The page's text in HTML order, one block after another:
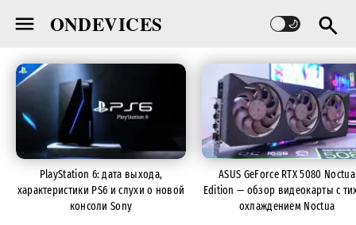
ONDEVICES
PlayStation 6: дата выхода,
характеристики PS6 и слухи о новой
консоли Sony
ASUS GeForce RTX 5080 Noctua
Edition — обзор видеокарты с
охлаждением Noctua